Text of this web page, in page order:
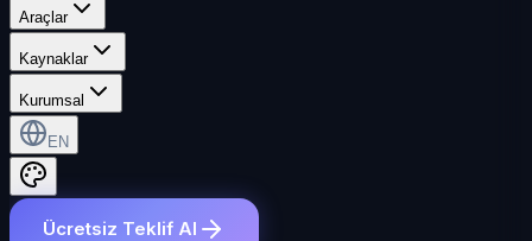
Araçlar
Kaynaklar
Kurumsal
EN
Ücretsiz Teklif Al